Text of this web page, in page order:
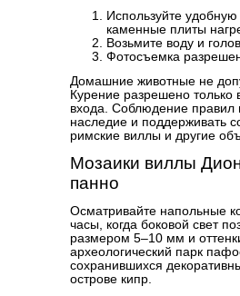
Используйте
каменные плиты
Возьмите воду и
Фотосъемка
Домашние животные не
Курение разрешено только
входа. Соблюдение правил
наследие и поддерживать
римские виллы и другие
Мозаики виллы
панно
Осматривайте напольные
часы, когда боковой свет
размером 5–10 мм и
археологический парк
сохранившихся
острове кипр.